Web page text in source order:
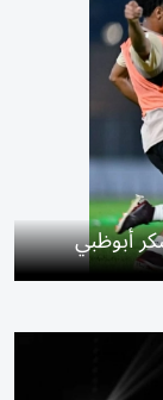
أبوظبي